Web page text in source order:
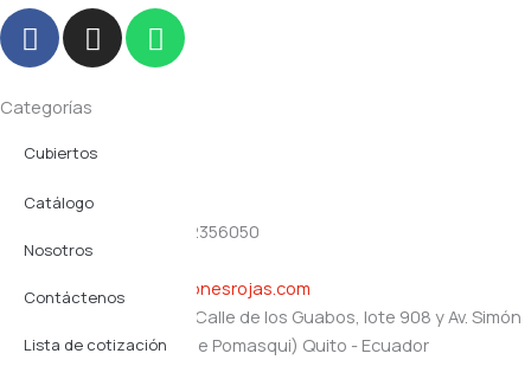
F
a
c
e
b
o
o
I
n
s
t
a
g
r
m
W
h
a
Categorías
Cubiertos
Productos plásticos
Servicio Mesa
Utensilios
Vajilla
Navegación
Catálogo
Nosotros
Contáctenos
Lista de cotización
Contacto
(02) 2356357 - (02) 2356050
0991357168
gerencia@distribucionesrojas.com
Oficinas y bodegas: Calle de los Guabos, lote 908 y Av. Simón
Bolívar (Santa Rosa de Pomasqui) Quito - Ecuador